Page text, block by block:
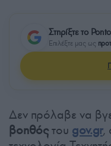
Στηρίξτε το
Επιλέξτε μας ως
Δεν πρόλαβε να
βοηθόςτου gov.gr,